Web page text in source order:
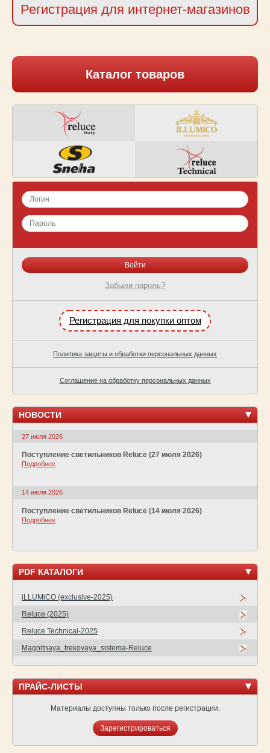
Регистрация для интернет-магазинов
Каталог товаров
Забыли пароль?
Регистрация для покупки оптом
Политика защиты и обработки персональных данных
Соглашение на обработку персональных данных
НОВОСТИ
27 июля 2026
Поступление светильников Reluce (27 июля 2026)
Подробнее
14 июля 2026
Поступление светильников Reluce (14 июля 2026)
Подробнее
PDF КАТАЛОГИ
iLLUMiCO (exclusive-2025)
Reluce (2025)
Reluce Technical-2025
Magnitnaya_trekovaya_sistema-Reluce
ПРАЙС-ЛИСТЫ
Материалы доступны только после регистрации.
Зарегистрироваться